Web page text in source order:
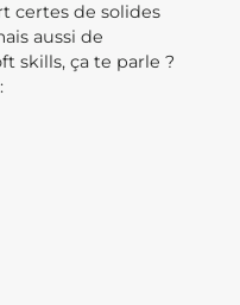
certes de solides
aussi de
skills, ça te parle ?